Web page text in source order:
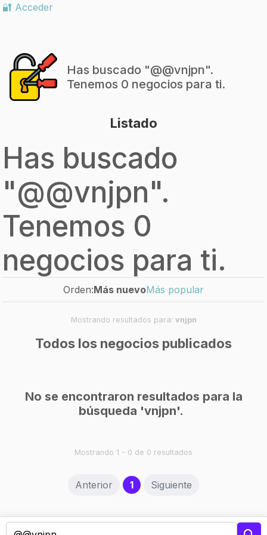
🔐 Acceder
Has buscado "@@vnjpn".
Tenemos 0 negocios para ti.
Listado
Has buscado
"@@vnjpn".
Tenemos 0
negocios para ti.
Orden:Más nuevoMás popular
Mostrando resultados para: vnjpn
Todos los negocios publicados
No se encontraron resultados para la
búsqueda 'vnjpn'.
Mostrando 1 - 0 de 0 resultados
Anterior 1(current)
Siguiente